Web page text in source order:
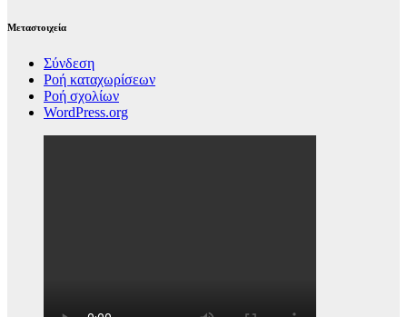
Μεταστοιχεία
Σύνδεση
Ροή καταχωρίσεων
Ροή σχολίων
WordPress.org